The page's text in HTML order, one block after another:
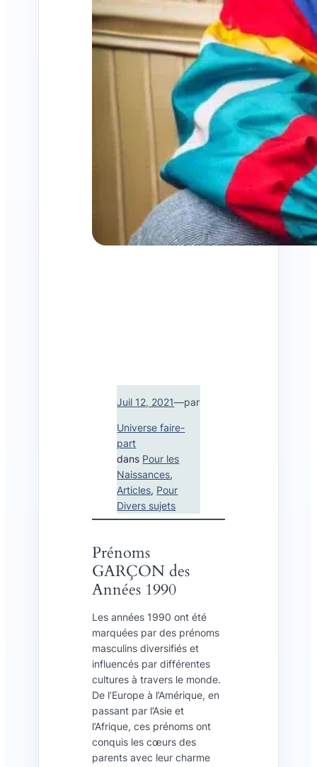
Juil 12, 2021—par
Universe faire-
part
dans Pour les
Naissances
Articles, Pour
Divers sujets
Prénoms
GARÇON des
Années 1990
Les années 1990 ont été
marquées par des prénoms
masculins diversifiés et
influencés par différentes
cultures à travers le monde.
De l’Europe à l’Amérique, en
passant par l’Asie et
l’Afrique, ces prénoms ont
conquis les cœurs des
parents avec leur charme